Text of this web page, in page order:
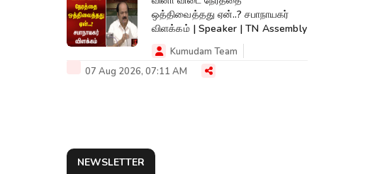
ஒத்திவைத்தது ஏன்..? சபாநாயகர்
விளக்கம் | Speaker | TN Assembly
Kumudam Team
07 Aug 2026, 07:11 AM
NEWSLETTER